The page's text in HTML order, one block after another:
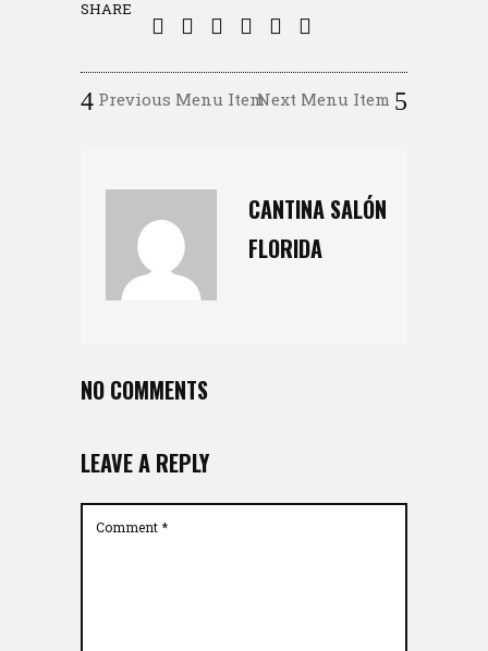
SHARE
Previous Menu ItemNext Menu Item
CANTINA SALÓN
FLORIDA
NO COMMENTS
LEAVE A REPLY